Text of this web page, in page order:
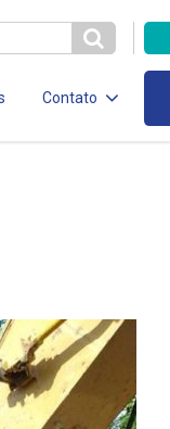
Contato